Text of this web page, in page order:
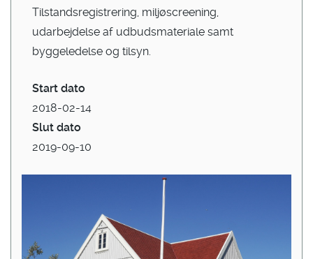
Tilstandsregistrering, miljøscreening,
udarbejdelse af udbudsmateriale samt
byggeledelse og tilsyn.
Start dato
2018-02-14
Slut dato
2019-09-10